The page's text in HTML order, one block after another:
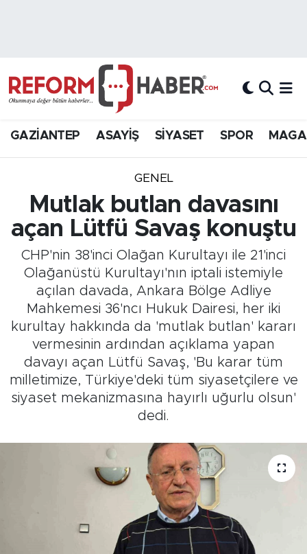
GAZİANTEP ASAYİŞ SİYASET SPOR
GENEL
Mutlak butlan davasını
açan Lütfü Savaş konuştu
CHP'nin 38'inci Olağan Kurultayı ile 21'inci
Olağanüstü Kurultayı'nın iptali istemiyle
açılan davada, Ankara Bölge Adliye
Mahkemesi 36'ncı Hukuk Dairesi, her iki
kurultay hakkında da 'mutlak butlan' kararı
vermesinin ardından açıklama yapan
davayı açan Lütfü Savaş, 'Bu karar tüm
milletimize, Türkiye'deki tüm siyasetçilere ve
siyaset mekanizmasına hayırlı uğurlu olsun'
dedi.
Hava Durumu
Süper Lig Puan Durumu ve Fikstür
Son Dakika Haberleri
Haber Arşivi